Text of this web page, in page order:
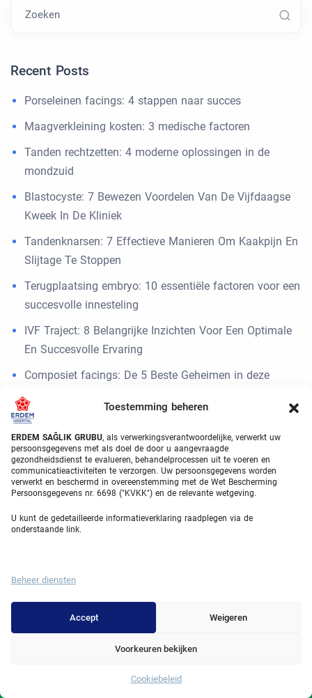
Toestemming beheren
ERDEM SAĞLIK GRUBU, als verwerkingsverantwoordelijke, verwerkt uw
persoonsgegevens met als doel de door u aangevraagde
gezondheidsdienst te evalueren, behandelprocessen uit te voeren en
communicatieactiviteiten te verzorgen. Uw persoonsgegevens worden
verwerkt en beschermd in overeenstemming met de Wet Bescherming
Persoonsgegevens nr. 6698 ("KVKK") en de relevante wetgeving.
U kunt de gedetailleerde informatieverklaring raadplegen via de
onderstaande link.
Beheer diensten
Accept Weigeren
Voorkeuren bekijken
Cookiebeleid
Zoeken
Recent Posts
Porseleinen facings: 4 stappen naar succes
Maagverkleining kosten: 3 medische factoren
Tanden rechtzetten: 4 moderne oplossingen in de
mondzuid
Blastocyste: 7 Bewezen Voordelen Van De Vijfdaagse
Kweek In De Kliniek
Tandenknarsen: 7 Effectieve Manieren Om Kaakpijn En
Slijtage Te Stoppen
Terugplaatsing embryo: 10 essentiële factoren voor een
succesvolle innesteling
IVF Traject: 8 Belangrijke Inzichten Voor Een Optimale
En Succesvolle Ervaring
Composiet facings: De 5 Beste Geheimen in deze
Recent Post
Porseleinen facings: 4 stappen naar
succes
08/07/2026
Maagverkleining kosten: 3 medische
Tanden rechtzetten: 4 moderne
oplossingen in de mondzuid
02/07/2026
Vijfdaagse Kweek In De Kliniek
Whatsapp